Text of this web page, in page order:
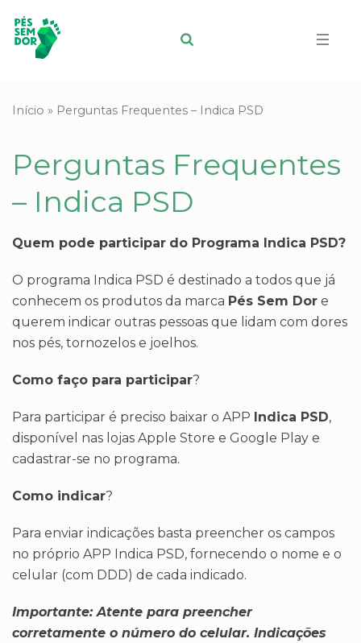
Início » Perguntas Frequentes – Indica PSD
Perguntas Frequentes
– Indica PSD
Quem pode participar do Programa Indica PSD?
O programa Indica PSD é destinado a todos que já
conhecem os produtos da marca Pés Sem Dor e
querem indicar outras pessoas que lidam com dores
nos pés, tornozelos e joelhos.
Como faço para participar?
Para participar é preciso baixar o APP Indica PSD,
disponível nas lojas Apple Store e Google Play e
cadastrar-se no programa.
Como indicar?
Para enviar indicações basta preencher os campos
no próprio APP Indica PSD, fornecendo o nome e o
celular (com DDD) de cada indicado.
Importante: Atente para preencher
corretamente o número do celular. Indicações